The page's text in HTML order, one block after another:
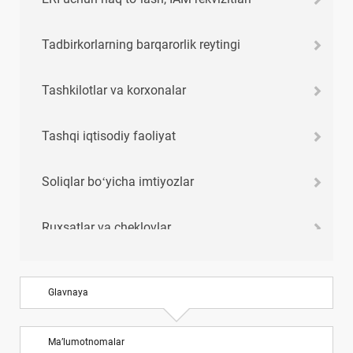
Tadbirkorlarning barqarorlik reytingi
Tashkilotlar va korхonalar
Tashqi iqtisodiy faoliyat
Soliqlar boʻyicha imtiyozlar
Ruхsatlar va cheklovlar
Xizmat safari хarajatlari normalari
Glavnaya
Ma’lumotnomalar